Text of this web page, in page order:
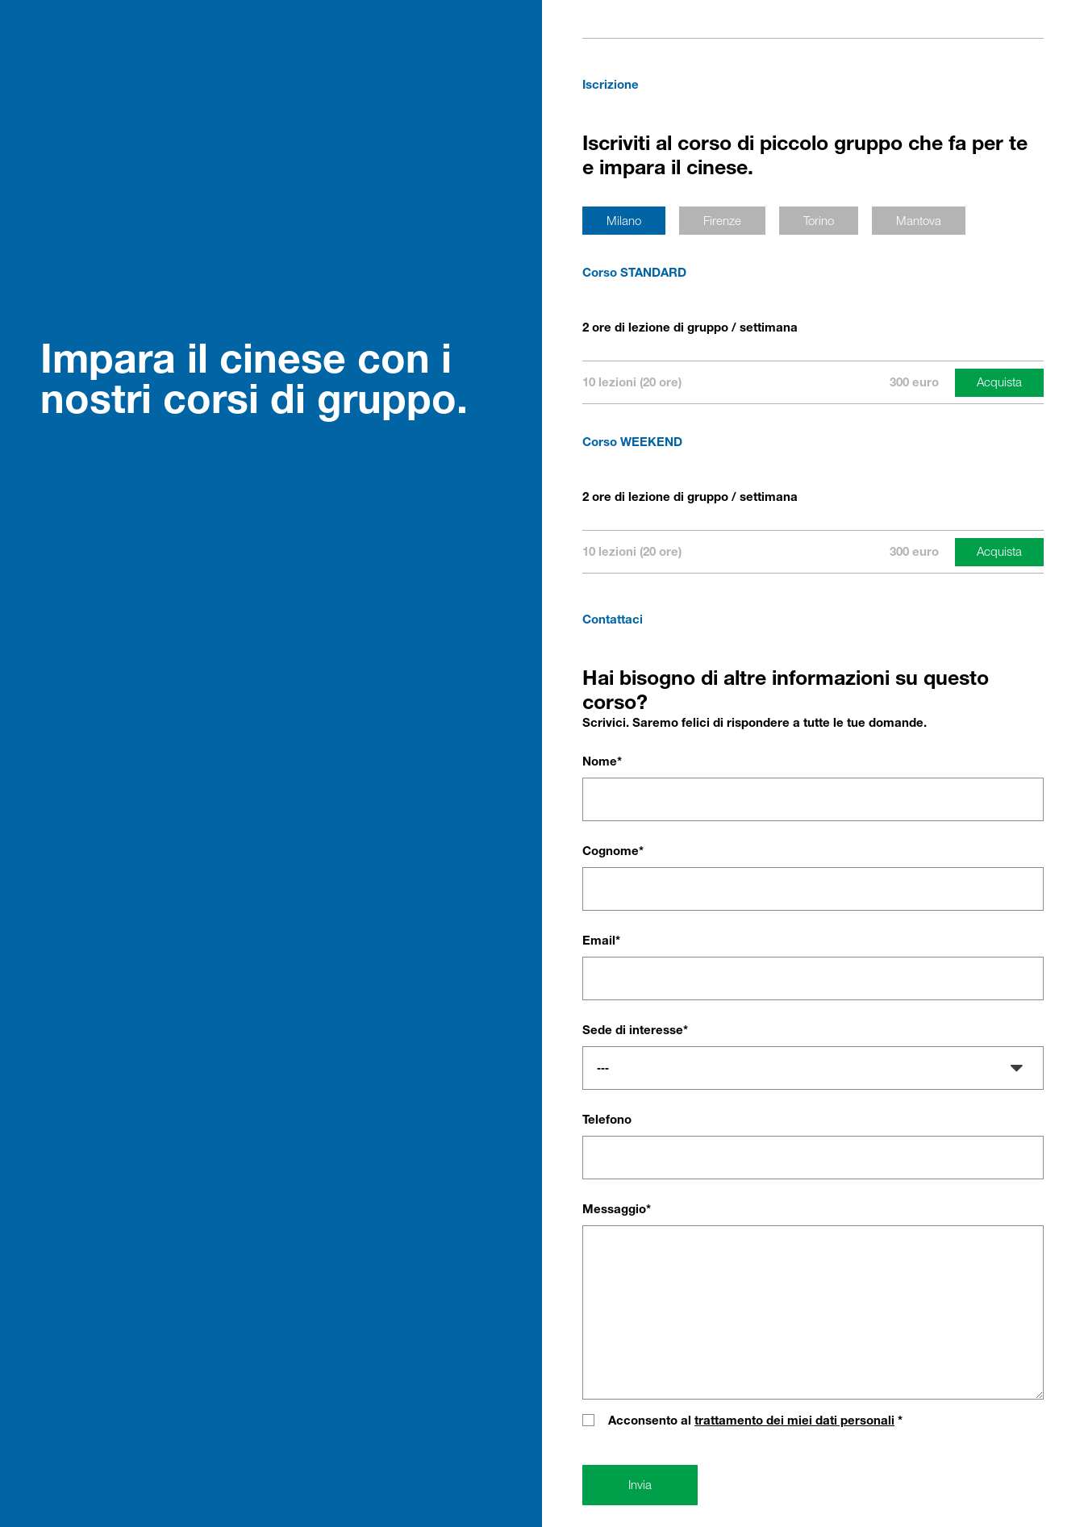
Impara il cinese con i
nostri corsi di gruppo.
Iscrizione
Iscriviti al corso di piccolo gruppo che fa per te
e impara il cinese.
Milano Firenze Torino Mantova
Corso STANDARD
2 ore di lezione di gruppo / settimana
10 lezioni (20 ore) 300 euro
Corso WEEKEND
2 ore di lezione di gruppo / settimana
10 lezioni (20 ore) 300 euro
Contattaci
Hai bisogno di altre informazioni su questo
corso?
Scrivici. Saremo felici di rispondere a tutte le tue domande.
Nome*
Cognome*
Email*
Sede di interesse*
Telefono
Messaggio*
Acconsento al trattamento dei miei dati personali *